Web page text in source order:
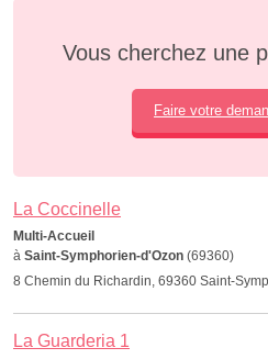
Vous cherchez une
Faire votre
La Coccinelle
Multi-Accueil
à Saint-Symphorien-d'Ozon (69360)
8 Chemin du Richardin, 69360 Saint-
La Guarderia 1